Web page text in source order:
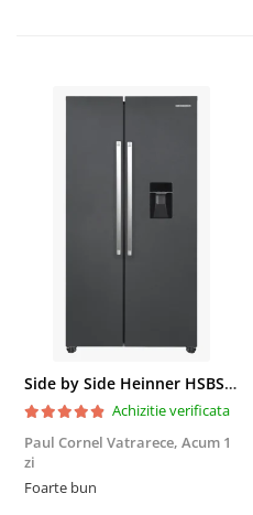
Side by Side Heinner HSBS-HM439NFINVDGWDE++, Total No Frost, Compresor Inverter, Dozator Apa, Display Touch LED, 439 L, Clasa E, Gri Antracit Texturat
Achizitie verificata
Paul Cornel Vatrarece, Acum 1
zi
Foarte bun